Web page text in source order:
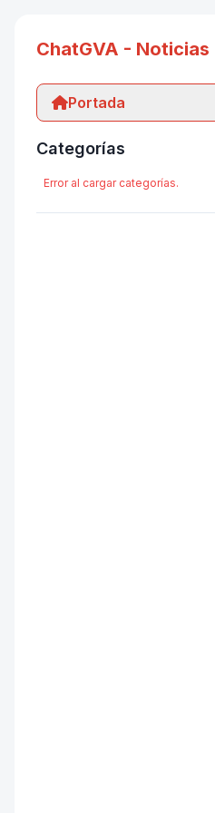
ChatGVA - Noticias
Portada
Categorías
Error al cargar categorías.